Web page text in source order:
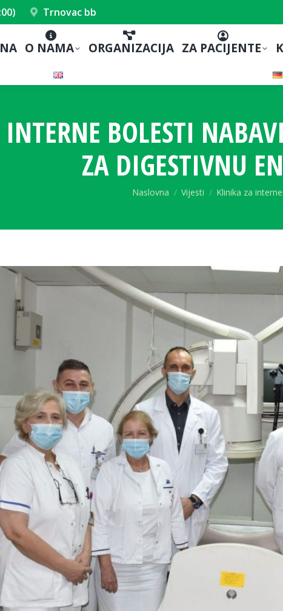
Trnovac bb
O NAMA ORGANIZACIJA ZA PACIJENTE
BOLESTI
ZA DIGESTIVNU
You are here:
Naslovna Vijesti Klinika za